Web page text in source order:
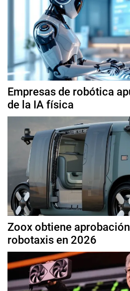
Empresas de robótica
de la IA física
Zoox obtiene
robotaxis en 2026